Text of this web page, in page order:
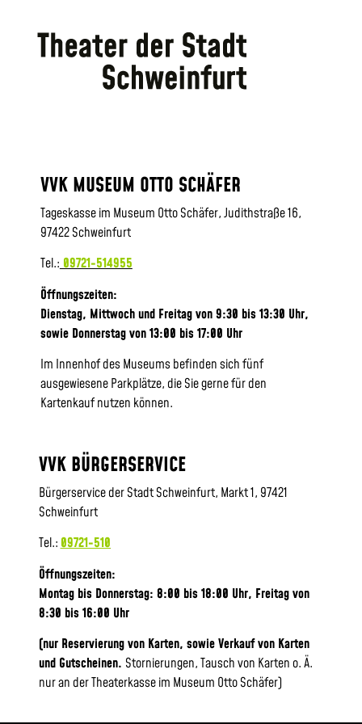
VVK MUSEUM OTTO SCHÄFER
Tageskasse im Museum Otto Schäfer, Judithstraße 16,
97422 Schweinfurt
Tel.: 09721-514955
Öffnungszeiten:
Dienstag, Mittwoch und Freitag von 9:30 bis 13:30 Uhr,
sowie Donnerstag von 13:00 bis 17:00 Uhr
Im Innenhof des Museums befinden sich fünf
ausgewiesene Parkplätze, die Sie gerne für den
Kartenkauf nutzen können.
VVK BÜRGERSERVICE
Bürgerservice der Stadt Schweinfurt, Markt 1, 97421
Schweinfurt
Tel.: 09721-510
Öffnungszeiten:
Montag bis Donnerstag: 8:00 bis 18:00 Uhr, Freitag von
8:30 bis 16:00 Uhr
(nur Reservierung von Karten, sowie Verkauf von Karten
und Gutscheinen. Stornierungen, Tausch von Karten o. Ä.
nur an der Theaterkasse im Museum Otto Schäfer)